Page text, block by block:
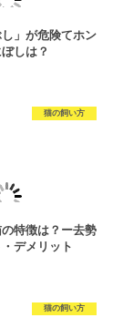
し」が危険てホン
しは？
猫の飼い方
特徴は？ー去勢
デメリット
猫の飼い方